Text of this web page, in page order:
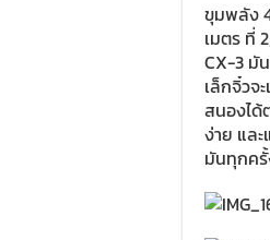
ขุมพลัง
เมตร ที่
CX-3 มั
เล็กจิ๋วจ
สนองได้
ง่าย แล
มันทุกครั้